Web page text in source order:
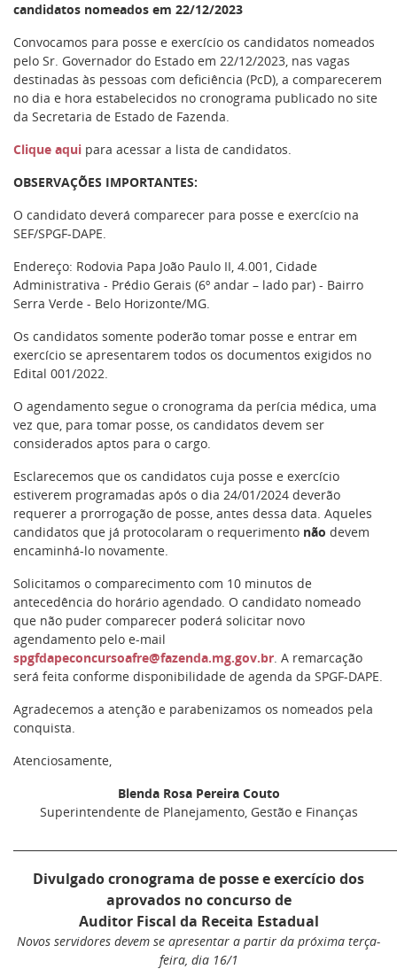
candidatos nomeados em 22/12/2023
Convocamos para posse e exercício os candidatos nomeados
pelo Sr. Governador do Estado em 22/12/2023, nas vagas
destinadas às pessoas com deficiência (PcD), a comparecerem
no dia e hora estabelecidos no cronograma publicado no site
da Secretaria de Estado de Fazenda.
Clique aqui para acessar a lista de candidatos.
OBSERVAÇÕES IMPORTANTES:
O candidato deverá comparecer para posse e exercício na
SEF/SPGF-DAPE.
Endereço: Rodovia Papa João Paulo II, 4.001, Cidade
Administrativa - Prédio Gerais (6º andar – lado par) - Bairro
Serra Verde - Belo Horizonte/MG.
Os candidatos somente poderão tomar posse e entrar em
exercício se apresentarem todos os documentos exigidos no
Edital 001/2022.
O agendamento segue o cronograma da perícia médica, uma
vez que, para tomar posse, os candidatos devem ser
considerados aptos para o cargo.
Esclarecemos que os candidatos cuja posse e exercício
estiverem programadas após o dia 24/01/2024 deverão
requerer a prorrogação de posse, antes dessa data. Aqueles
candidatos que já protocolaram o requerimento não devem
encaminhá-lo novamente.
Solicitamos o comparecimento com 10 minutos de
antecedência do horário agendado. O candidato nomeado
que não puder comparecer poderá solicitar novo
agendamento pelo e-mail
spgfdapeconcursoafre@fazenda.mg.gov.br. A remarcação
será feita conforme disponibilidade de agenda da SPGF-DAPE.
Agradecemos a atenção e parabenizamos os nomeados pela
conquista.
Atenciosamente,
Blenda Rosa Pereira Couto
Superintendente de Planejamento, Gestão e Finanças
Divulgado cronograma de posse e exercício dos
aprovados no concurso de
Auditor Fiscal da Receita Estadual
Novos servidores devem se apresentar a partir da próxima terça-
feira, dia 16/1